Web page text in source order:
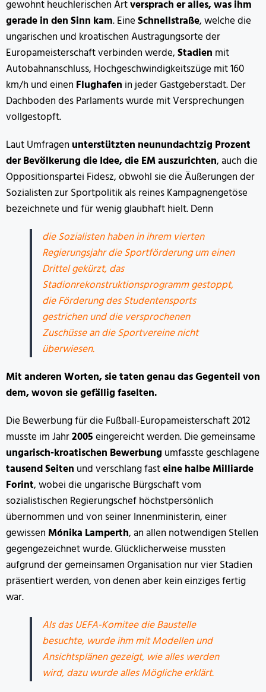
gewohnt heuchlerischen Artversprach er alles, was ihm
gerade in den Sinn kam. EineSchnellstraße, welche die
ungarischen und kroatischen Austragungsorte der
Europameisterschaft verbinden werde,Stadien mit
Autobahnanschluss, Hochgeschwindigkeitszüge mit 160
km/h und einen Flughafen in jeder Gastgeberstadt. Der
Dachboden des Parlaments wurde mit Versprechungen
vollgestopft.
Laut Umfragen unterstützten neunundachtzig Prozent
der Bevölkerung die Idee, die EM auszurichten, auch die
Oppositionspartei Fidesz, obwohl sie die Äußerungen der
Sozialisten zur Sportpolitik als reines Kampagnengetöse
bezeichnete und für wenig glaubhaft hielt. Denn
die Sozialisten haben in ihrem vierten
Regierungsjahr die Sportförderung um einen
Drittel gekürzt, das
Stadionrekonstruktionsprogramm gestoppt,
die Förderung des Studentensports
gestrichen und die versprochenen
Zuschüsse an die Sportvereine nicht
überwiesen.
Mit anderen Worten, sie taten genau das Gegenteil von
dem, wovon sie gefällig faselten.
Die Bewerbung für die Fußball-Europameisterschaft 2012
musste im Jahr2005eingereicht werden. Die gemeinsame
ungarisch-kroatischen Bewerbung umfasste geschlagene
tausend Seiten und verschlang fasteine halbe Milliarde
Forint, wobei die ungarische Bürgschaft vom
sozialistischen Regierungschef höchstpersönlich
übernommen und von seiner Innenministerin, einer
gewissenMónika Lamperth, an allen notwendigen Stellen
gegengezeichnet wurde. Glücklicherweise mussten
aufgrund der gemeinsamen Organisation nur vier Stadien
präsentiert werden, von denen aber kein einziges fertig
war.
Als das UEFA-Komitee die Baustelle
besuchte, wurde ihm mit Modellen und
Ansichtsplänen gezeigt, wie alles werden
wird, dazu wurde alles Mögliche erklärt.